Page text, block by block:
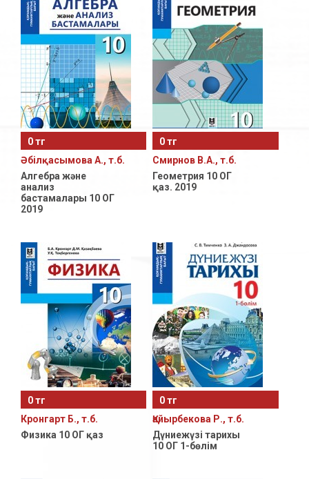
11- класс с уйгурским языком обучения
Естественно-Математическое направление
11- класс с узбекским языком обучения
Общественно-Гуманитарное направление
11- класс с узбекским языком обучения
Естественно-Математическое направление
0 тг
Әбілқасымова А., т.б.
Алгебра және
анализ
бастамалары 10 ОГ
2019
0 тг
Смирнов В.А., т.б.
Геометрия 10 ОГ
қаз. 2019
0 тг
Кронгарт Б., т.б.
Физика 10 ОГ қаз
0 тг
Қайырбекова Р., т.б.
Дүниежүзі тарихы
10 ОГ 1-бөлім